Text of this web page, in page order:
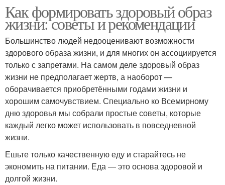
Как формировать здоровый образ
жизни: советы и рекомендации
Большинство людей недооценивают возможности
здорового образа жизни, и для многих он ассоциируется
только с запретами. На самом деле здоровый образ
жизни не предполагает жертв, а наоборот —
оборачивается приобретёнными годами жизни и
хорошим самочувствием. Специально ко Всемирному
дню здоровья мы собрали простые советы, которые
каждый легко может использовать в повседневной
жизни.
Ешьте только качественную еду и старайтесь не
экономить на питании. Еда — это основа здоровой и
долгой жизни.